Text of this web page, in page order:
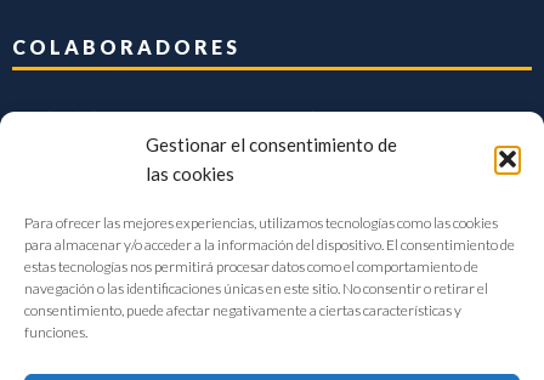
Gestionar el consentimiento de
las cookies
Para ofrecer las mejores experiencias, utilizamos tecnologías como las cookies
para almacenar y/o acceder a la información del dispositivo. El consentimiento de
estas tecnologías nos permitirá procesar datos como el comportamiento de
navegación o las identificaciones únicas en este sitio. No consentir o retirar el
consentimiento, puede afectar negativamente a ciertas características y
funciones.
COLABORADORES